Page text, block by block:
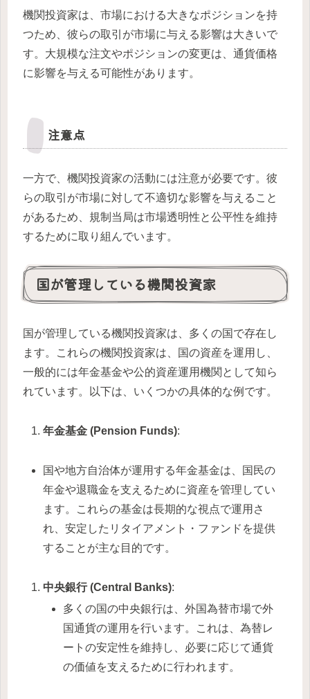
機関投資家は、市場における大きなポジションを持
つため、彼らの取引が市場に与える影響は大きいで
す。大規模な注文やポジションの変更は、通貨価格
に影響を与える可能性があります。
注意点
一方で、機関投資家の活動には注意が必要です。彼
らの取引が市場に対して不適切な影響を与えること
があるため、規制当局は市場透明性と公平性を維持
するために取り組んでいます。
国が管理している機関投資家
国が管理している機関投資家は、多くの国で存在し
ます。これらの機関投資家は、国の資産を運用し、
一般的には年金基金や公的資産運用機関として知ら
れています。以下は、いくつかの具体的な例です。
年金基金 (Pension Funds):
国や地方自治体が運用する年金基金は、国民の
年金や退職金を支えるために資産を管理してい
ます。これらの基金は長期的な視点で運用さ
れ、安定したリタイアメント・ファンドを提供
することが主な目的です。
中央銀行 (Central Banks):
多くの国の中央銀行は、外国為替市場で外
国通貨の運用を行います。これは、為替レ
ートの安定性を維持し、必要に応じて通貨
の価値を支えるために行われます。